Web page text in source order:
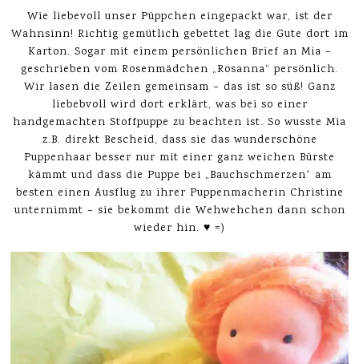
Wie liebevoll unser Püppchen eingepackt war, ist der
Wahnsinn! Richtig gemütlich gebettet lag die Gute dort im
Karton. Sogar mit einem persönlichen Brief an Mia –
geschrieben vom Rosenmädchen „Rosanna“ persönlich.
Wir lasen die Zeilen gemeinsam – das ist so süß! Ganz
liebebvoll wird dort erklärt, was bei so einer
handgemachten Stoffpuppe zu beachten ist. So wusste Mia
z.B. direkt Bescheid, dass sie das wunderschöne
Puppenhaar besser nur mit einer ganz weichen Bürste
kämmt und dass die Puppe bei „Bauchschmerzen“ am
besten einen Ausflug zu ihrer Puppenmacherin Christine
unternimmt – sie bekommt die Wehwehchen dann schon
wieder hin. ♥ =)